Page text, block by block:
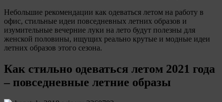
Небольшие рекомендации как одеваться летом на работу в
офис, стильные идеи повседневных летних образов и
изумительные вечерние луки на лето будут полезны для
женской половины, ищущих реально крутые и модные идеи
летних образов этого сезона.
Как стильно одеваться летом 2021 года
– повседневные летние образы